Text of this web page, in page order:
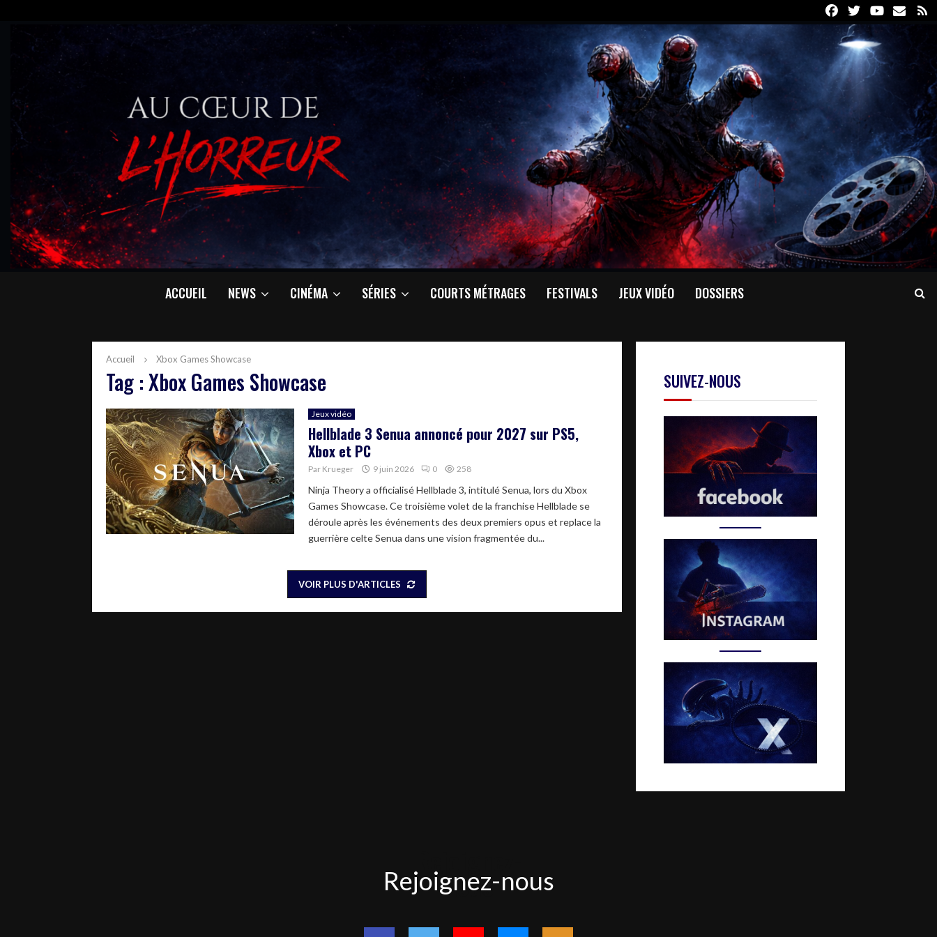
FacebookTwitterYoutube
Email
ACCUEIL NEWS CINÉMA SÉRIES COURTS MÉTRAGES FESTIVALS JEUX VIDÉO DOSSIERS
Accueil Xbox Games Showcase
Tag : Xbox Games Showcase
Jeux vidéo
Hellblade 3 Senua annoncé pour 2027 sur PS5,
Xbox et PC
Par Krueger 9 juin 2026 0 258
Ninja Theory a officialisé Hellblade 3, intitulé Senua, lors du Xbox
Games Showcase. Ce troisième volet de la franchise Hellblade se
déroule après les événements des deux premiers opus et replace la
guerrière celte Senua dans une vision fragmentée du...
VOIR PLUS D'ARTICLES
SUIVEZ-NOUS
nous
Rejoignez-nous